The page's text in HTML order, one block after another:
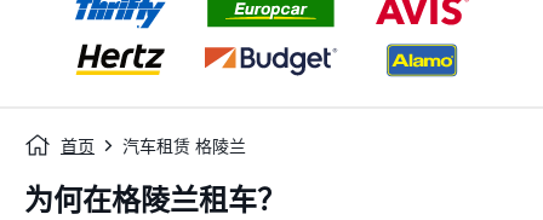
首页 汽车租赁 格陵兰
为何在格陵兰租车？